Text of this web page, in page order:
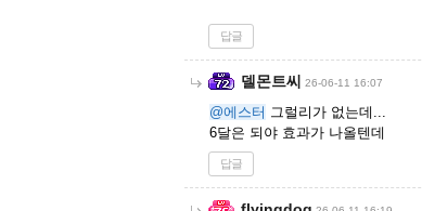
답글
델몬트씨 26-06-11 16:07
@에스터 그럴리가 없는데...
6달은 되야 효과가 나올텐데
답글